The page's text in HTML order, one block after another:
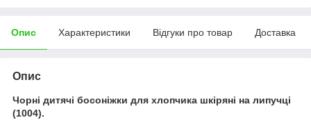
Опис Характеристики Відгуки про товар Доставка
Опис
Чорні дитячі босоніжки для хлопчика шкіряні на липучці
(1004).